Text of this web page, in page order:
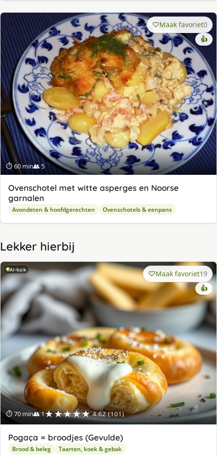
⏱ 60 min👥 5
Maak favoriet0
👍
Ovenschotel met witte asperges en Noorse
garnalen
Avondeten & hoofdgerechten Ovenschotels & eenpans
Lekker hierbij
AI-kok
⏱ 70 min👥 1★★★★★ 4.62 (101)
Maak favoriet19
👍
Pogaça = broodjes (Gevulde)
Brood & beleg Taarten, koek & gebak